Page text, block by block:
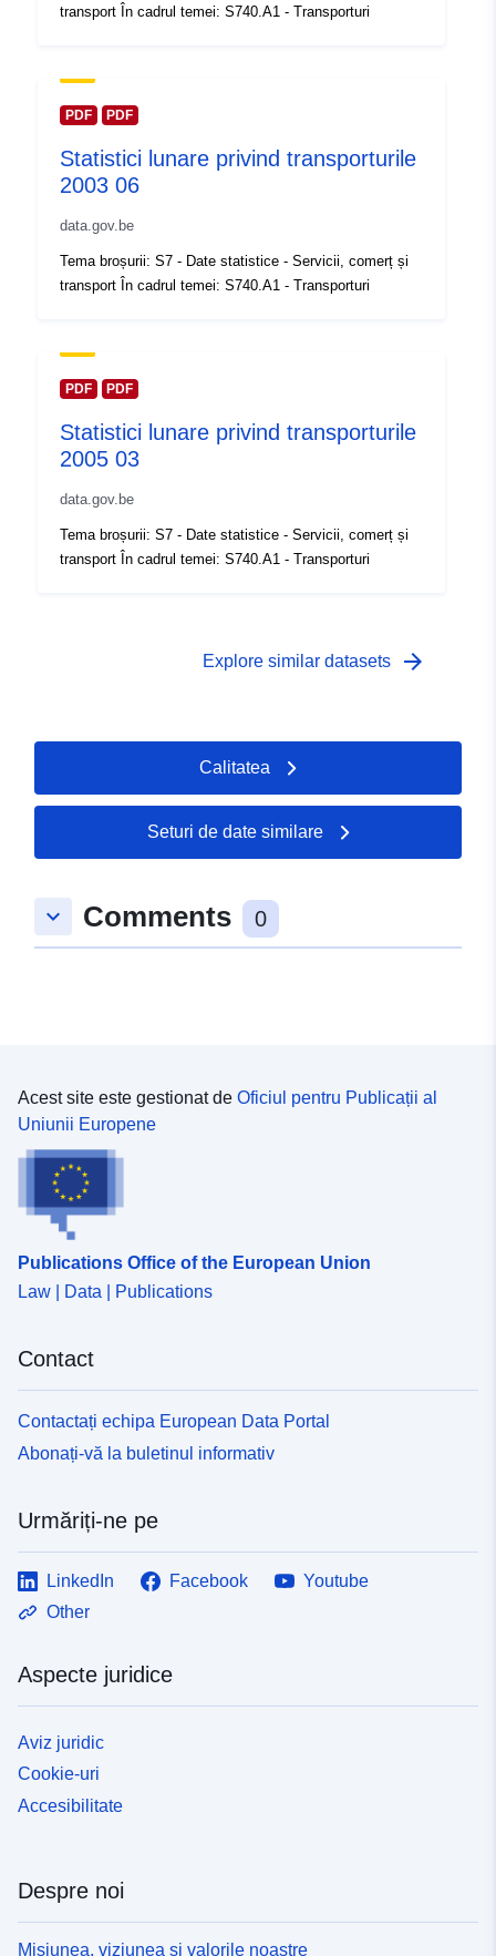
2024
[ 6.41, 51.51 ], [ 6.41, 49.49 ],
uriRef:
Drepturi de
acces:
public
temporală:
- 31 December 2003
transport În cadrul temei: S740.A1 - Transporturi
PDF PDF
Statistici lunare privind transporturile
2003 06
data.gov.be
Tema broșurii: S7 - Date statistice - Servicii, comerț și
transport În cadrul temei: S740.A1 - Transporturi
PDF PDF
Statistici lunare privind transporturile
2005 03
data.gov.be
Tema broșurii: S7 - Date statistice - Servicii, comerț și
transport În cadrul temei: S740.A1 - Transporturi
Explore similar datasets arrow_forward
Calitatea
Seturi de date similare
keyboard_arrow_down Comments 0
Acest site este gestionat de Oficiul pentru Publicații al
Uniunii Europene
Publications Office of the European Union
Law | Data | Publications
Contact
Contactați echipa European Data Portal
Abonați-vă la buletinul informativ
Urmăriți-ne pe
LinkedIn Facebook
Youtube
Other
Aspecte juridice
Aviz juridic
Cookie-uri
Accesibilitate
Despre noi
Misiunea, viziunea și valorile noastre